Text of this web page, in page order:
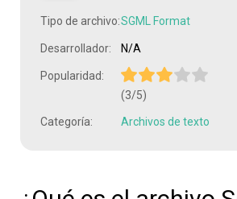
Tipo de archivo:SGML Format
Desarrollador: N/A
Popularidad:
(3/5)
Categoría: Archivos de texto